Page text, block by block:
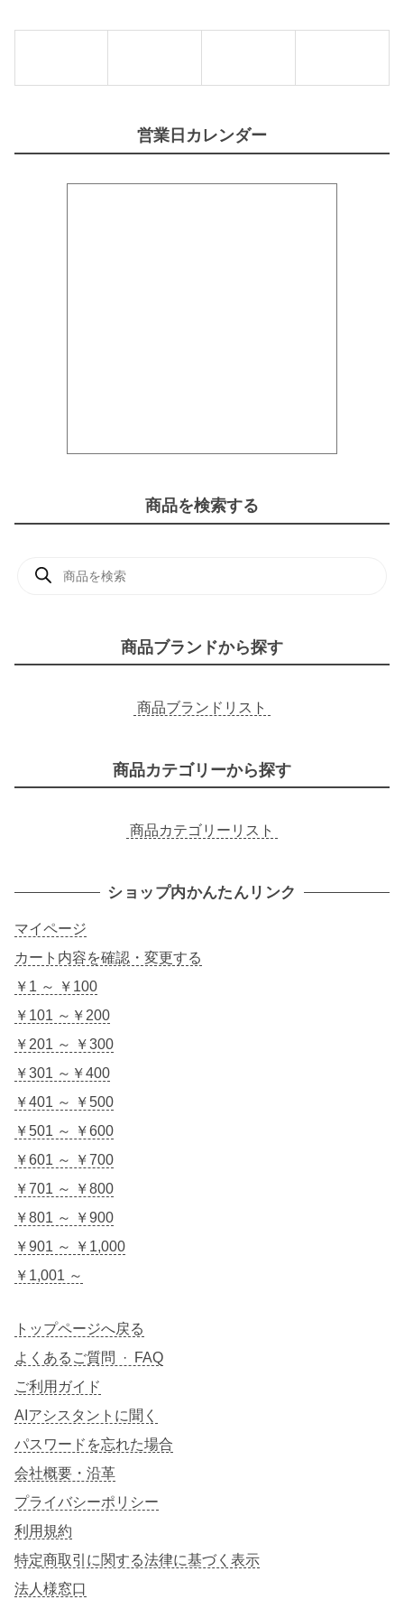
営業日カレンダー
商品を検索する
商品ブランドから探す
商品ブランドリスト
商品カテゴリーから探す
商品カテゴリーリスト
ショップ内かんたんリンク
マイページ
カート内容を確認・変更する
￥1 ～ ￥100
￥101 ～￥200
￥201 ～ ￥300
￥301 ～￥400
￥401 ～ ￥500
￥501 ～ ￥600
￥601 ～ ￥700
￥701 ～ ￥800
￥801 ～ ￥900
￥901 ～ ￥1,000
￥1,001 ～
トップページへ戻る
よくあるご質問 · FAQ
ご利用ガイド
AIアシスタントに聞く
パスワードを忘れた場合
会社概要・沿革
プライバシーポリシー
利用規約
特定商取引に関する法律に基づく表示
法人様窓口